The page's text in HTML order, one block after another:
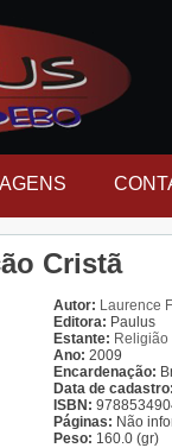
Cristã
Autor: Laurence
Editora: Paulus
Estante: Religião
Ano: 2009
Encardenação:
Data de
ISBN:
Páginas: Não
Peso: 160.0 (gr)